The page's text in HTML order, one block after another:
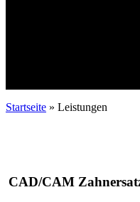
Startseite » Leistungen
CAD/CAM